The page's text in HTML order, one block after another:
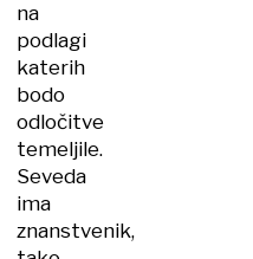
na
podlagi
katerih
bodo
odločitve
temeljile.
Seveda
ima
znanstvenik,